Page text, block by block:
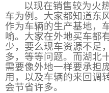
以现在销售较为火
车为例。大家都知道东
作为车辆的生产基地，
喻。大家在外地买车都
少，要么现车资源不足
多，等等问题。而湖北
需要像外地一样要承担
用，以及车辆的来回调
会节省许多。